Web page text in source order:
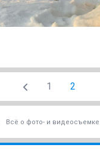
1 2
Всё о фото- и видеосъемке